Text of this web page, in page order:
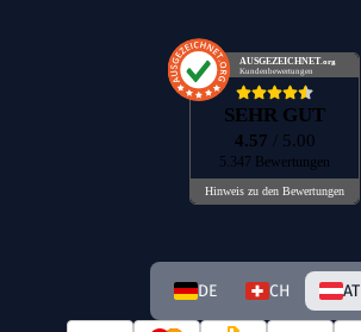
AUSGEZEICHNET .org
Kundenbewertungen
SEHR GUT
4.57 / 5.00
5.347 Bewertungen
Hinweis zu den Bewertungen
DE CH AT